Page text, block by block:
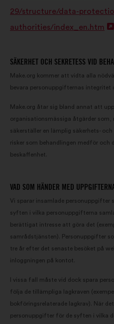
29/structure/data-
authorities/index_en.htm
SÄKERHET OCH SEKRETESS VID
Make.org kommer att vidta alla
bevara personuppgifternas integritet
Make.org åtar sig bland annat att
organisationsmässiga åtgärder som,
säkerställer en lämplig säkerhets-
risker som behandlingen medför och
beskaffenhet.
VAD SOM HÄNDER MED
Vi sparar insamlade personuppgifter
syften i vilka personuppgifterna
berättigat intresse att göra det
samrådstjänsten). Personuppgifter
tre år efter det senaste besöket på
inloggningen på kontot.
I vissa fall måste vid dock spara
följa de tillämpliga lagkraven
bokföringsrelaterade lagkrav). När
personuppgifter för de syften i vilka